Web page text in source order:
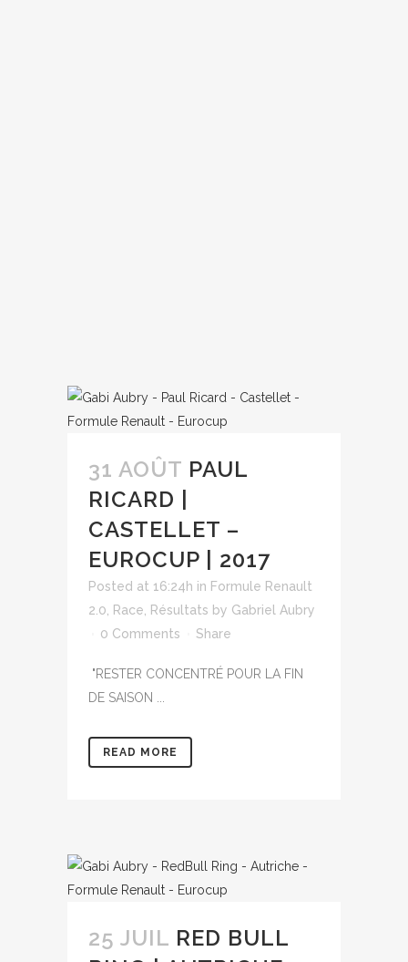
31 AOÛT PAUL
RICARD |
CASTELLET –
EUROCUP | 2017
Posted at 16:24h in Formule Renault
2.0
Race Résultats by Gabriel Aubry
0 Comments
Share
"RESTER CONCENTRÉ POUR LA FIN
DE SAISON ...
READ MORE
25 JUIL RED BULL